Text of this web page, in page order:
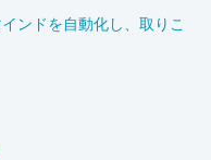
ンドを自動化し、取りこ